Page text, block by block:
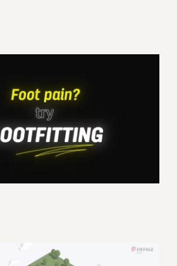
? Try Bootfitting –
commercial video
Corporate Motion design